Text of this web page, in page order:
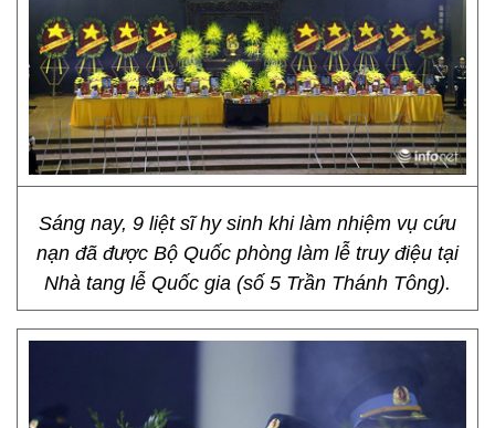
Sáng nay, 9 liệt sĩ hy sinh khi làm nhiệm vụ cứu
nạn đã được Bộ Quốc phòng làm lễ truy điệu tại
Nhà tang lễ Quốc gia (số 5 Trần Thánh Tông).